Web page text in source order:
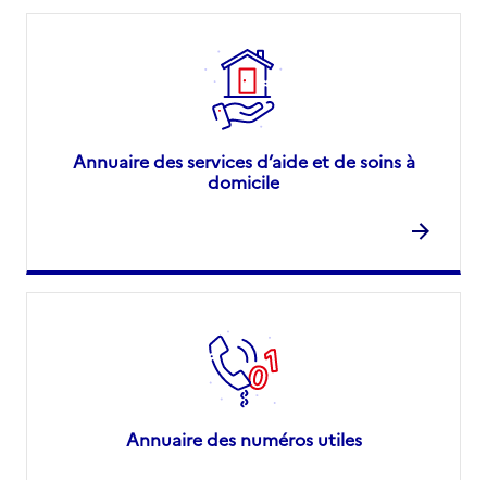
Annuaire des services d’aide et de soins à
domicile
Annuaire des numéros utiles